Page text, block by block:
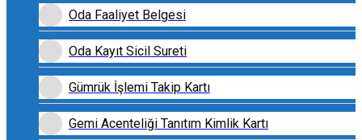
Oda Faaliyet Belgesi
Oda Kayıt Sicil Sureti
Gümrük İşlemi Takip Kartı
Gemi Acenteliği Tanıtım Kimlik Kartı